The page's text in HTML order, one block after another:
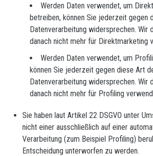
Werden Daten verwendet, um
betreiben, können Sie jederzeit gegen
Datenverarbeitung widersprechen. Wir
danach nicht mehr für Direktmarketing
Werden Daten verwendet, um
können Sie jederzeit gegen diese Art
Datenverarbeitung widersprechen. Wir
danach nicht mehr für Profiling
Sie haben laut Artikel 22 DSGVO unter
nicht einer ausschließlich auf einer
Verarbeitung (zum Beispiel Profiling)
Entscheidung unterworfen zu werden.